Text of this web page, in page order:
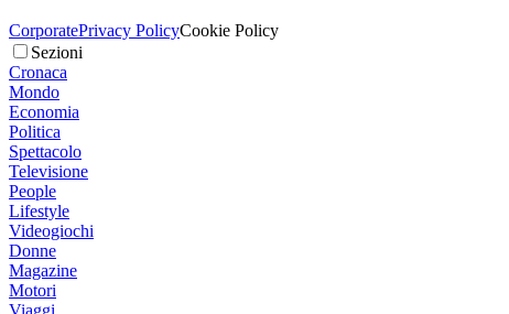
CorporatePrivacy PolicyCookie Policy
Sezioni
Cronaca
Mondo
Economia
Politica
Spettacolo
Televisione
People
Lifestyle
Videogiochi
Donne
Magazine
Motori